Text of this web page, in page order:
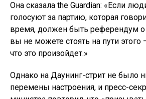
Она сказала the Guardian: «Если
голосуют за партию, которая
время, должен быть референдум о
вы не можете стоять на пути
что это произойдет.»
Однако на Даунинг-стрит не было
перемены настроения, и пресс-